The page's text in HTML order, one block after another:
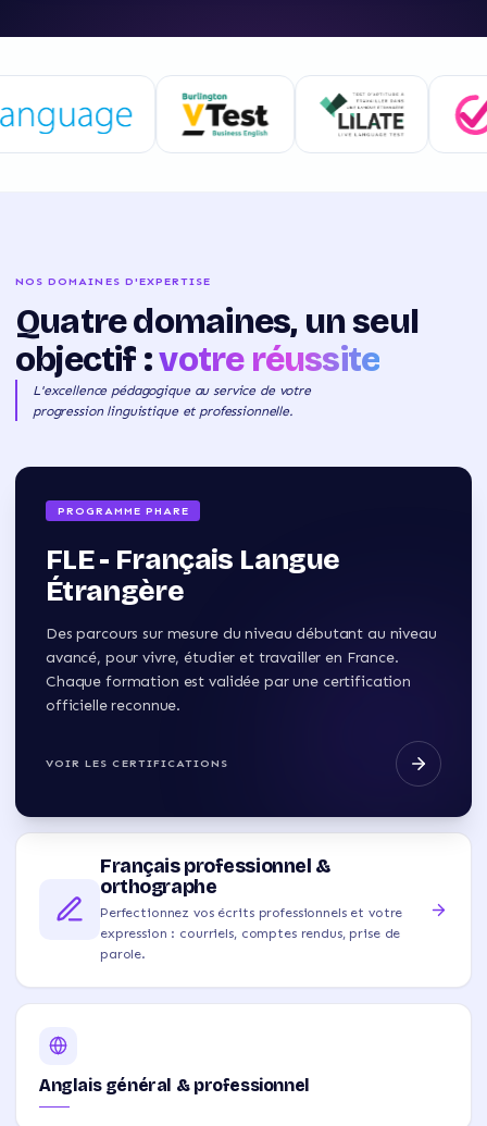
NOS DOMAINES D'EXPERTISE
Quatre domaines, un seul
objectif :votre réussite
L'excellence pédagogique au service de votre
progression linguistique et professionnelle.
PROGRAMME PHARE
FLE - Français Langue
Étrangère
Des parcours sur mesure du niveau débutant au niveau
avancé, pour vivre, étudier et travailler en France.
Chaque formation est validée par une certification
officielle reconnue.
VOIR LES CERTIFICATIONS
Français professionnel &
orthographe
Perfectionnez vos écrits professionnels et votre
expression : courriels, comptes rendus, prise de
parole.
Anglais général & professionnel